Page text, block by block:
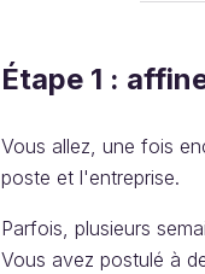
Étape 1 :
Vous allez, une fois
poste et l'entreprise.
Parfois, plusieurs
Vous avez postulé à